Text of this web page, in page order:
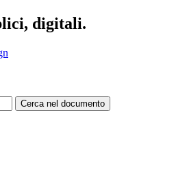
digitali.
Cerca nel documento